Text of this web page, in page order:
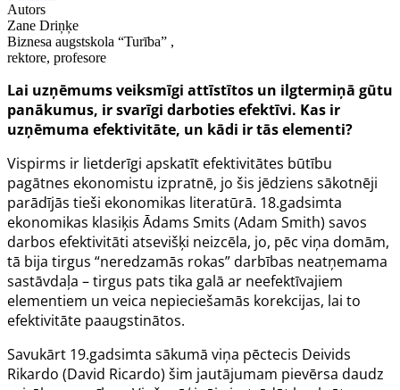
Autors
Zane Driņķe
Biznesa augstskola “Turība” ,
rektore, profesore
Lai uzņēmums veiksmīgi attīstītos un ilgtermiņā gūtu
panākumus, ir svarīgi darboties efektīvi. Kas ir
uzņēmuma efektivitāte, un kādi ir tās elementi?
Vispirms ir lietderīgi apskatīt efektivitātes būtību
pagātnes ekonomistu izpratnē, jo šis jēdziens sākotnēji
parādījās tieši ekonomikas literatūrā. 18.gadsimta
ekonomikas klasiķis Ādams Smits (Adam Smith) savos
darbos efektivitāti atsevišķi neizcēla, jo, pēc viņa domām,
tā bija tirgus “neredzamās rokas” darbības neatņemama
sastāvdaļa – tirgus pats tika galā ar neefektīvajiem
elementiem un veica nepieciešamās korekcijas, lai to
efektivitāte paaugstinātos.
Savukārt 19.gadsimta sākumā viņa pēctecis Deivids
Rikardo (David Ricardo) šim jautājumam pievērsa daudz